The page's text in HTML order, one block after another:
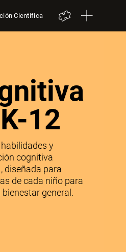
Científica
12
y
cognitiva
diseñada para
de cada niño para
general.